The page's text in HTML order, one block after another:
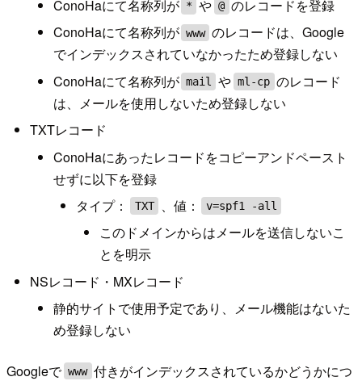
ConoHaにて名称列が * や @ のレコードを登録
ConoHaにて名称列が www のレコードは、Google
でインデックスされていなかったため登録しない
ConoHaにて名称列が mail や ml-cp のレコード
は、メールを使用しないため登録しない
TXTレコード
ConoHaにあったレコードをコピーアンドペースト
せずに以下を登録
タイプ：
TXT 、値： v=spf1 -all
このドメインからはメールを送信しないこ
とを明示
NSレコード・MXレコード
静的サイトで使用予定であり、メール機能はないた
め登録しない
Googleで www 付きがインデックスされているかどうかにつ